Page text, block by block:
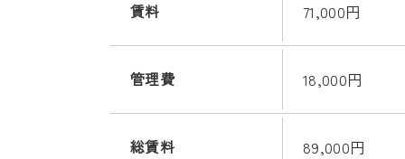
賃料 71,000円
管理費 18,000円
総賃料 89,000円